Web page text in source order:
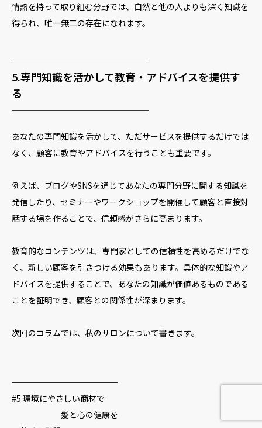
情熱を持って取り組む分野では、自然と他の人よりも深く知識を
得られ、唯一無二の存在になれます。
─────────────
5.専門知識を活かして教育・アドバイスを提供す
る
─────────────
あなたの専門知識を活かして、ただサービスを提供するだけでは
なく、顧客に教育やアドバイスを行うことも重要です。
例えば、ブログやSNSを通じてあなたの専門分野に関する知識を
発信したり、セミナーやワークショップを開催して顧客と直接対
話する場を作ることで、信頼感がさらに高まります。
教育的なコンテンツは、専門家としての信頼性を高めるだけでな
く、新しい顧客を引きつける効果もあります。具体的な知識やア
ドバイスを提供することで、あなたの知識が価値あるものである
ことを証明でき、顧客との関係性が深まります。
次回のコラムでは、私のサロンについて書きます。
━━━━━━━━━━━━━
#5 環境にやさしい商材で
髪と心の健康を